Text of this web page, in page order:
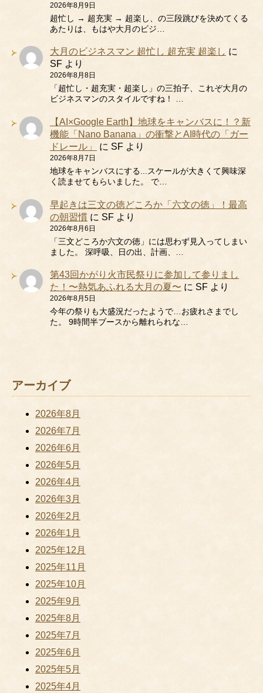
2026年8月9日
超忙し → 超充実 → 超楽し、の三段跳びを決めてくる
あたりは、もはや大月のビジ…
大月のビジネスマン 超忙し 超充実 超楽し に
SF より
2026年8月8日
「超忙し・超充実・超楽し」の三拍子、これぞ大月の
ビジネスマンのスタイルですね！ …
【AI×Google Earth】地球をキャンバスに！？新
機能「Nano Banana」の衝撃とAI時代の「ガー
ドレール」
に SF より
2026年8月7日
地球をキャンバスにする...スケールが大きくて興味深
く読ませてもらいました。 で…
早起きは三文の徳どころか「六文の徳」！最高
の朝習慣 に SF より
2026年8月6日
「三文どころか六文の徳」には思わず見入ってしまい
ました。 深呼吸、日の出、計画、…
第43回かがり火市民祭りに参加して参りまし
た！〜熱気あふれる大月の夏〜 に SF より
2026年8月5日
今年の祭りも大盛況だったようで…お疲れさまでし
た。 9時間半ブースから離れられな…
アーカイブ
2026年8月
2026年7月
2026年6月
2026年5月
2026年4月
2026年3月
2026年2月
2026年1月
2025年12月
2025年11月
2025年10月
2025年9月
2025年8月
2025年7月
2025年6月
2025年5月
2025年4月